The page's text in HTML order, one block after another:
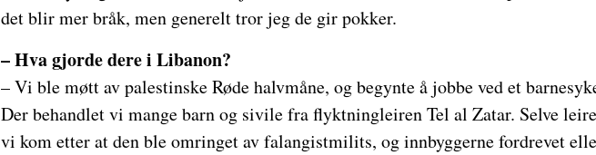
det blir mer bråk, men generelt tror jeg de gir pokker.
– Hva gjorde dere i Libanon?
– Vi ble møtt av palestinske Røde halvmåne, og begynte å jobbe ved et
Der behandlet vi mange barn og sivile fra flyktningleiren Tel al Zatar. Selve
vi kom etter at den ble omringet av falangistmilits, og innbyggerne fordrevet